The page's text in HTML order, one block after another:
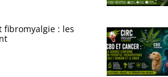
fibromyalgie : les